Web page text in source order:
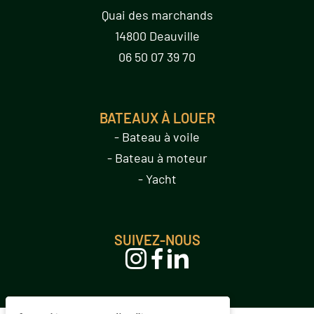
Quai des marchands
14800 Deauville
06 50 07 39 70
BATEAUX À LOUER
- Bateau à voile
- Bateau à moteur
- Yacht
SUIVEZ-NOUS